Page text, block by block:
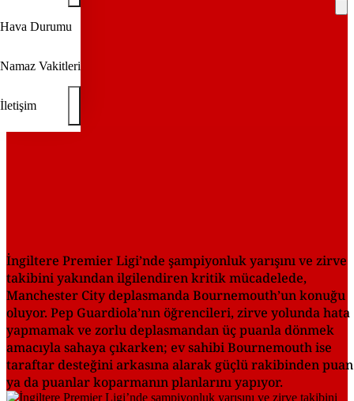
Hava Durumu
Namaz Vakitleri
İletişim
REKLAM
İngiltere Premier Ligi’nde şampiyonluk yarışını ve zirve
takibini yakından ilgilendiren kritik mücadelede,
Manchester City deplasmanda Bournemouth’un konuğu
oluyor. Pep Guardiola’nın öğrencileri, zirve yolunda hata
yapmamak ve zorlu deplasmandan üç puanla dönmek
amacıyla sahaya çıkarken; ev sahibi Bournemouth ise
taraftar desteğini arkasına alarak güçlü rakibinden puan
ya da puanlar koparmanın planlarını yapıyor.